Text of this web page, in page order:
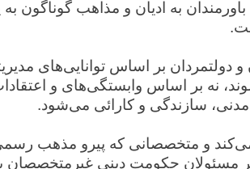
به ادیان و مذاهب گوناگون
بر اساس توانایی‌های
نه بر اساس وابستگی‌های و
سازندگی و کارائی می‌شود.
و متخصصانی که پیرو مذهب
مسئولان حکومت دینی